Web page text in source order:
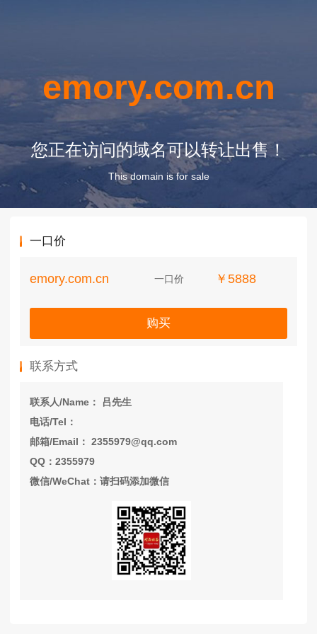
emory.com.cn
您正在访问的域名可以转让出售！
This domain is for sale
一口价
emory.com.cn 一口价 ￥5888
购买
联系方式
联系人/Name： 吕先生
电话/Tel：
邮箱/Email： 2355979@qq.com
QQ：2355979
微信/WeChat：请扫码添加微信